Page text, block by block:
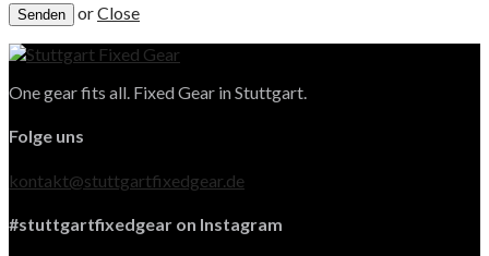
orClose
One gear fits all. Fixed Gear in Stuttgart.
Folge uns
kontakt@stuttgartfixedgear.de
#stuttgartfixedgear on Instagram